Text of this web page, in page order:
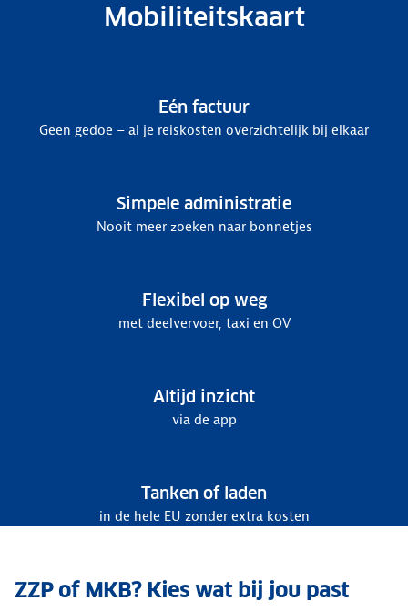
Mobiliteitskaart
Eén factuur
Geen gedoe – al je reiskosten overzichtelijk bij elkaar
Simpele administratie
Nooit meer zoeken naar bonnetjes
Flexibel op weg
met deelvervoer, taxi en OV
Altijd inzicht
via de app
Tanken of laden
in de hele EU zonder extra kosten
ZZP of MKB? Kies wat bij jou past